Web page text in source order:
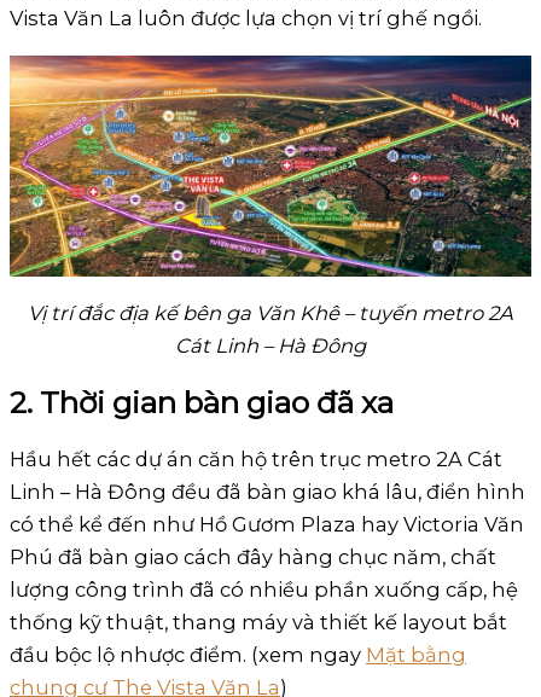
Vista Văn La luôn được lựa chọn vị trí ghế ngồi.
Vị trí đắc địa kế bên ga Văn Khê – tuyến metro 2A
Cát Linh – Hà Đông
2. Thời gian bàn giao đã xa
Hầu hết các dự án căn hộ trên trục metro 2A Cát
Linh – Hà Đông đều đã bàn giao khá lâu, điển hình
có thể kể đến như Hồ Gươm Plaza hay Victoria Văn
Phú đã bàn giao cách đây hàng chục năm, chất
lượng công trình đã có nhiều phần xuống cấp, hệ
thống kỹ thuật, thang máy và thiết kế layout bắt
đầu bộc lộ nhược điểm. (xem ngay Mặt bằng
chung cư The Vista Văn La)